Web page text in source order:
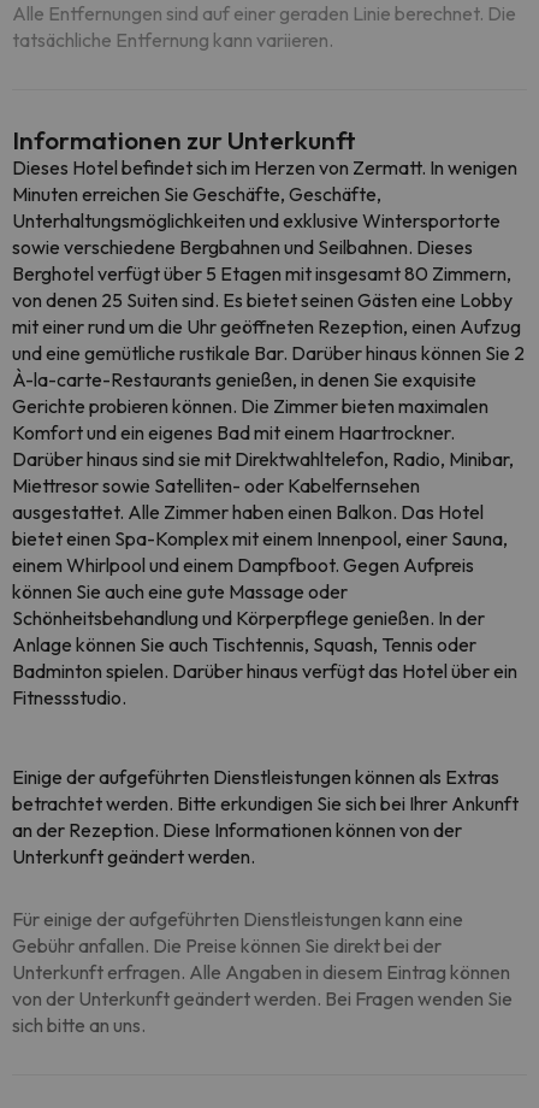
Alle Entfernungen sind auf einer geraden Linie berechnet. Die
tatsächliche Entfernung kann variieren.
Informationen zur Unterkunft
Dieses Hotel befindet sich im Herzen von Zermatt. In wenigen
Minuten erreichen Sie Geschäfte, Geschäfte,
Unterhaltungsmöglichkeiten und exklusive Wintersportorte
sowie verschiedene Bergbahnen und Seilbahnen. Dieses
Berghotel verfügt über 5 Etagen mit insgesamt 80 Zimmern,
von denen 25 Suiten sind. Es bietet seinen Gästen eine Lobby
mit einer rund um die Uhr geöffneten Rezeption, einen Aufzug
und eine gemütliche rustikale Bar. Darüber hinaus können Sie 2
À-la-carte-Restaurants genießen, in denen Sie exquisite
Gerichte probieren können. Die Zimmer bieten maximalen
Komfort und ein eigenes Bad mit einem Haartrockner.
Darüber hinaus sind sie mit Direktwahltelefon, Radio, Minibar,
Miettresor sowie Satelliten- oder Kabelfernsehen
ausgestattet. Alle Zimmer haben einen Balkon. Das Hotel
bietet einen Spa-Komplex mit einem Innenpool, einer Sauna,
einem Whirlpool und einem Dampfboot. Gegen Aufpreis
können Sie auch eine gute Massage oder
Schönheitsbehandlung und Körperpflege genießen. In der
Anlage können Sie auch Tischtennis, Squash, Tennis oder
Badminton spielen. Darüber hinaus verfügt das Hotel über ein
Fitnessstudio.
Einige der aufgeführten Dienstleistungen können als Extras
betrachtet werden. Bitte erkundigen Sie sich bei Ihrer Ankunft
an der Rezeption. Diese Informationen können von der
Unterkunft geändert werden.
Für einige der aufgeführten Dienstleistungen kann eine
Gebühr anfallen. Die Preise können Sie direkt bei der
Unterkunft erfragen. Alle Angaben in diesem Eintrag können
von der Unterkunft geändert werden. Bei Fragen wenden Sie
sich bitte an uns.